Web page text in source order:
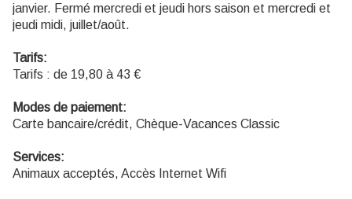
janvier. Fermé mercredi et jeudi hors saison et mercredi et
jeudi midi, juillet/août.
Tarifs:
Tarifs : de 19,80 à 43 €
Modes de paiement:
Carte bancaire/crédit, Chèque-Vacances Classic
Services:
Animaux acceptés, Accès Internet Wifi